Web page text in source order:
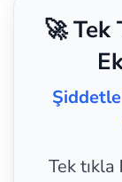
🚀 Tek
Tek tıkla